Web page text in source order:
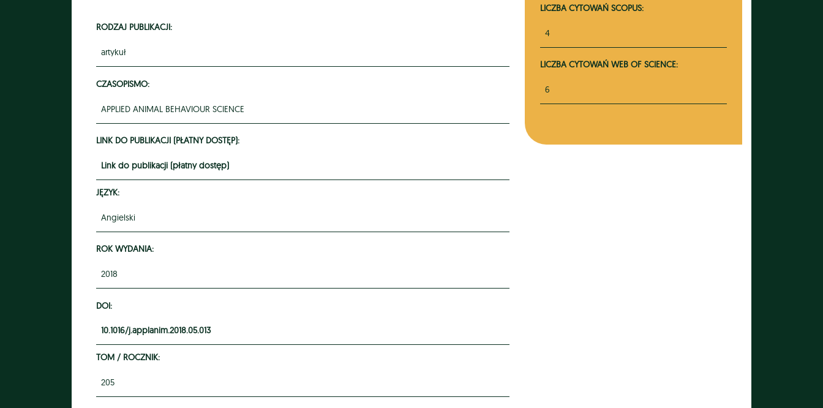
RODZAJ PUBLIKACJI:
artykuł
CZASOPISMO:
APPLIED ANIMAL BEHAVIOUR SCIENCE
LINK DO PUBLIKACJI (PŁATNY DOSTĘP):
Link do publikacji (płatny dostęp)
JĘZYK:
Angielski
ROK WYDANIA:
2018
DOI:
10.1016/j.applanim.2018.05.013
TOM / ROCZNIK:
205
LICZBA CYTOWAŃ SCOPUS:
4
LICZBA CYTOWAŃ WEB OF SCIENCE:
6